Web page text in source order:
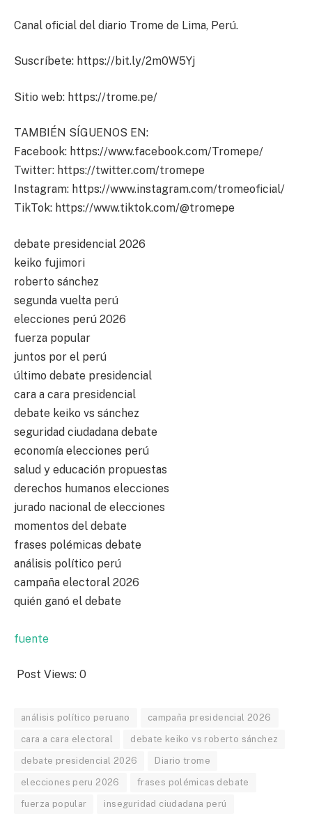
Canal oficial del diario Trome de Lima, Perú.
Suscríbete: https://bit.ly/2m0W5Yj
Sitio web: https://trome.pe/
TAMBIÉN SÍGUENOS EN:
Facebook: https://www.facebook.com/Tromepe/
Twitter: https://twitter.com/tromepe
Instagram: https://www.instagram.com/tromeoficial/
TikTok: https://www.tiktok.com/@tromepe
debate presidencial 2026
keiko fujimori
roberto sánchez
segunda vuelta perú
elecciones perú 2026
fuerza popular
juntos por el perú
último debate presidencial
cara a cara presidencial
debate keiko vs sánchez
seguridad ciudadana debate
economía elecciones perú
salud y educación propuestas
derechos humanos elecciones
jurado nacional de elecciones
momentos del debate
frases polémicas debate
análisis político perú
campaña electoral 2026
quién ganó el debate
fuente
Post Views: 0
análisis político peruano campaña presidencial 2026
cara a cara electoral debate keiko vs roberto sánchez
debate presidencial 2026 Diario trome
elecciones peru 2026 frases polémicas debate
fuerza popular inseguridad ciudadana perú